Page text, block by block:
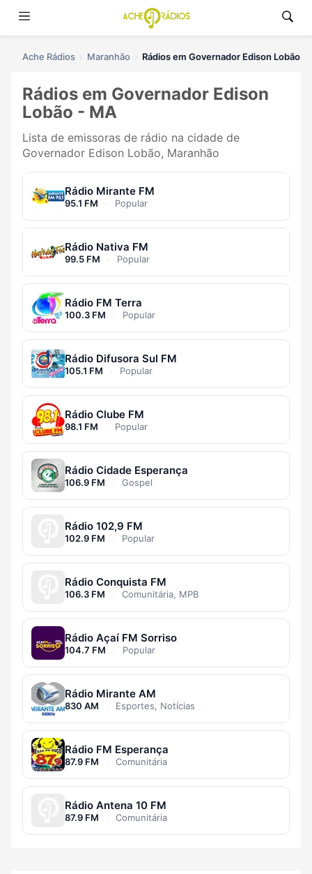
Ache Rádios Maranhão Rádios em Governador Edison Lobão
Rádios em Governador Edison
Lobão - MA
Lista de emissoras de rádio na cidade de
Governador Edison Lobão, Maranhão
Rádio Mirante FM
95.1 FM · Popular
Rádio Nativa FM
99.5 FM · Popular
Rádio FM Terra
100.3 FM · Popular
Rádio Difusora Sul FM
105.1 FM · Popular
Rádio Clube FM
98.1 FM · Popular
Rádio Cidade Esperança
106.9 FM · Gospel
Rádio 102,9 FM
102.9 FM · Popular
Rádio Conquista FM
106.3 FM · Comunitária, MPB
Rádio Açaí FM Sorriso
104.7 FM · Popular
Rádio Mirante AM
830 AM · Esportes, Notícias
Rádio FM Esperança
87.9 FM · Comunitária
Rádio Antena 10 FM
87.9 FM · Comunitária